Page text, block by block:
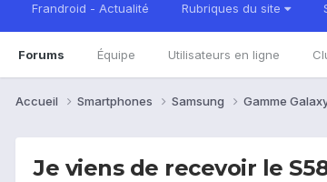
Frandroid - Actualité Rubriques du site
Forums Équipe Utilisateurs en ligne
Accueil Smartphones Samsung Gamme
Je viens de recevoir le